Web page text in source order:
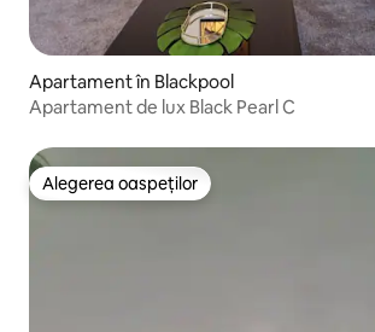
Apartament în Blackpool
Apartament de lux Black Pearl C
Alegerea oaspeților
Alegerea oaspeților